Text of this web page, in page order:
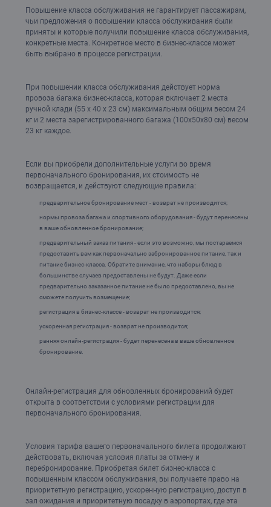
Повышение класса обслуживания не гарантирует пассажирам,
чьи предложения о повышении класса обслуживания были
приняты и которые получили повышение класса обслуживания,
конкретные места. Конкретное место в бизнес-классе может
быть выбрано в процессе регистрации.
При повышении класса обслуживания действует норма
провоза багажа бизнес-класса, которая включает 2 места
ручной клади (55 x 40 x 23 см) максимальным общим весом 24
кг и 2 места зарегистрированного багажа (100x50x80 см) весом
23 кг каждое.
Если вы приобрели дополнительные услуги во время
первоначального бронирования, их стоимость не
возвращается, и действуют следующие правила:
предварительное бронирование мест - возврат не производится;
нормы провоза багажа и спортивного оборудования - будут перенесены
в ваше обновленное бронирование;
предварительный заказ питания - если это возможно, мы постараемся
предоставить вам как первоначально забронированное питание, так и
питание бизнес-класса. Обратите внимание, что наборы блюд в
большинстве случаев предоставлены не будут. Даже если
предварительно заказанное питание не было предоставлено, вы не
сможете получить возмещение;
регистрация в бизнес-классе - возврат не производится;
ускоренная регистрация - возврат не производится;
ранняя онлайн-регистрация - будет перенесена в ваше обновленное
бронирование.
Онлайн-регистрация для обновленных бронирований будет
открыта в соответствии с условиями регистрации для
первоначального бронирования.
Условия тарифа вашего первоначального билета продолжают
действовать, включая условия платы за отмену и
перебронирование. Приобретая билет бизнес-класса с
повышенным классом обслуживания, вы получаете право на
приоритетную регистрацию, ускоренную регистрацию, доступ в
зал ожидания и приоритетную посадку в аэропортах, где эта